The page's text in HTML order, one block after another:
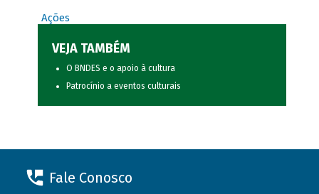
Ações
VEJA TAMBÉM
O BNDES e o apoio à cultura
Patrocínio a eventos culturais
Fale Conosco